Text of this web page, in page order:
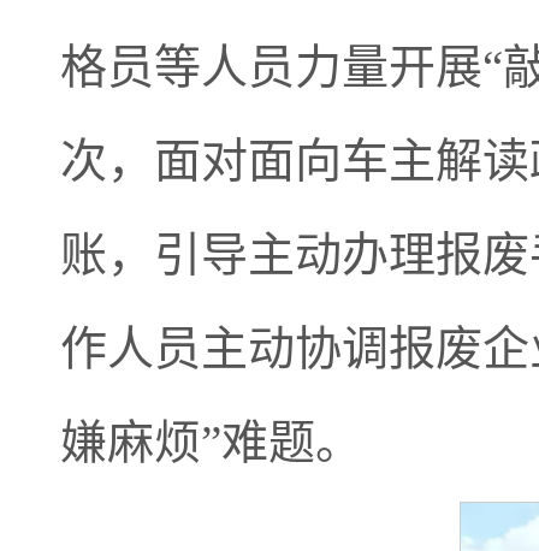
格员等人员力量开展“
次，面对面向车主解
账，引导主动办理报
作人员主动协调报废
嫌麻烦”难题。